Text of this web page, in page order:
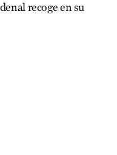
recoge en su